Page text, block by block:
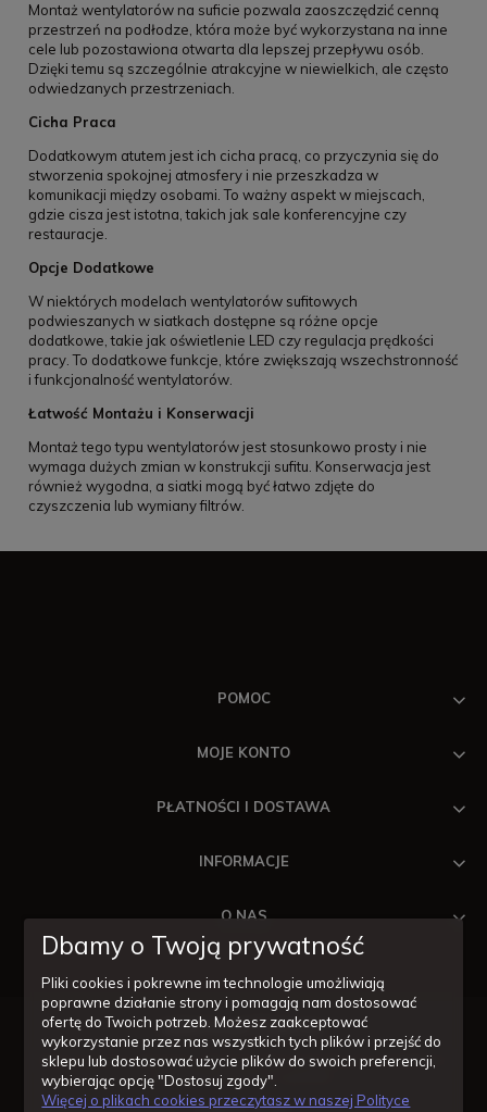
Montaż wentylatorów na suficie pozwala zaoszczędzić cenną
przestrzeń na podłodze, która może być wykorzystana na inne
cele lub pozostawiona otwarta dla lepszej przepływu osób.
Dzięki temu są szczególnie atrakcyjne w niewielkich, ale często
odwiedzanych przestrzeniach.
Cicha Praca
Dodatkowym atutem jest ich cicha pracą, co przyczynia się do
stworzenia spokojnej atmosfery i nie przeszkadza w
komunikacji między osobami. To ważny aspekt w miejscach,
gdzie cisza jest istotna, takich jak sale konferencyjne czy
restauracje.
Opcje Dodatkowe
W niektórych modelach wentylatorów sufitowych
podwieszanych w siatkach dostępne są różne opcje
dodatkowe, takie jak oświetlenie LED czy regulacja prędkości
pracy. To dodatkowe funkcje, które zwiększają wszechstronność
i funkcjonalność wentylatorów.
Łatwość Montażu i Konserwacji
Montaż tego typu wentylatorów jest stosunkowo prosty i nie
wymaga dużych zmian w konstrukcji sufitu. Konserwacja jest
również wygodna, a siatki mogą być łatwo zdjęte do
czyszczenia lub wymiany filtrów.
POMOC
MOJE KONTO
PŁATNOŚCI I DOSTAWA
INFORMACJE
O NAS
Masz pytania odnośnie zakupów lub konkretnych produktów?
Jesteśmy po to by Ci pomóc!
Dbamy o Twoją prywatność
Pliki cookies i pokrewne im technologie umożliwiają
poprawne działanie strony i pomagają nam dostosować
ofertę do Twoich potrzeb. Możesz zaakceptować
wykorzystanie przez nas wszystkich tych plików i przejść do
sklepu lub dostosować użycie plików do swoich preferencji,
wybierając opcję "Dostosuj zgody".
Więcej o plikach cookies przeczytasz w naszej Polityce